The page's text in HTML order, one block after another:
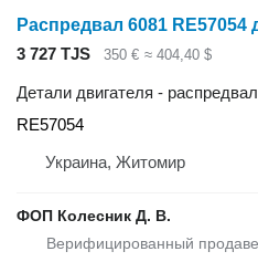
3 727 TJS 350 € ≈ 404,40 $
Детали двигателя - распредвал
RE57054
Украина, Житомир
ФОП Колесник Д. В.